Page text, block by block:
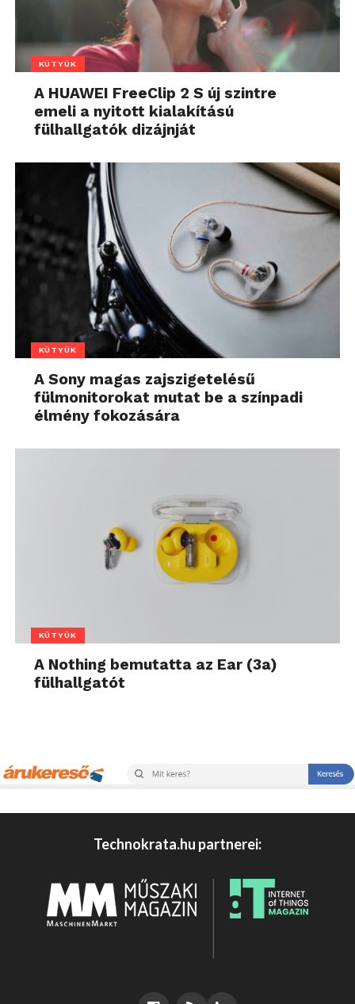
KÜTYÜK
A HUAWEI FreeClip 2 S új szintre
emeli a nyitott kialakítású
fülhallgatók dizájnját
KÜTYÜK
A Sony magas zajszigetelésű
fülmonitorokat mutat be a színpadi
élmény fokozására
KÜTYÜK
A Nothing bemutatta az Ear (3a)
fülhallgatót
Technokrata.hu partnerei: